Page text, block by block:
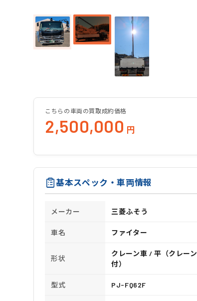
こちらの車両の買取成約価格
2,500,000 円
基本スペック・車両情報
メーカー 三菱ふそう
車名 ファイター
形状
クレーン車 / 平（クレーン
付）
型式 PJ-FQ62F